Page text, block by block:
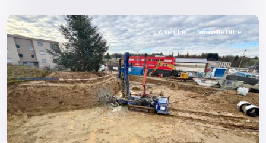
A vendre Nouvelle Offre